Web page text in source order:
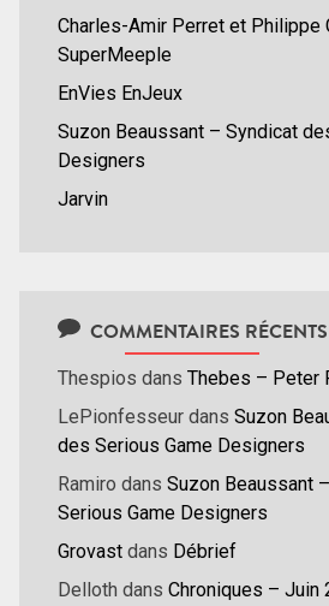
Charles-Amir Perret et Philippe
SuperMeeple
EnVies EnJeux
Suzon Beaussant – Syndicat
Designers
Jarvin
COMMENTAIRES RÉCENTS
Thespios dans Thebes – Peter
LePionfesseur dans Suzon
des Serious Game Designers
Ramiro dans Suzon Beaussant
Serious Game Designers
Grovast dans Débrief
Delloth dans Chroniques – Juin